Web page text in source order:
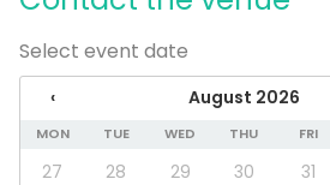
Event types
Wedding
Spa / Wellness / Sauna
Select event date
‹ August 2026
MON TUE WED THU FRI
27 28 29 30 31